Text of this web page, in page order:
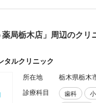
薬局栃木店」周辺のクリ
タルクリニック
所在地
栃木県栃木
診療科目
歯科